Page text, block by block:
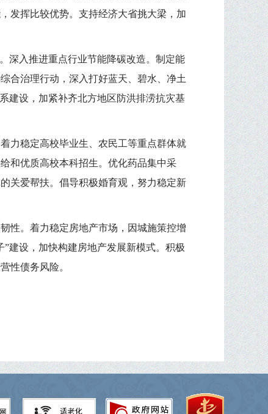
发挥比较优势。支持经济大省挑大梁，加
深入推进重点行业节能降碳改造。制定能
合治理行动，深入打好蓝天、碧水、净土
建设，加紧补齐北方地区防洪排涝抗灾基
力稳定高校毕业生、农民工等重点群体就
和优质高校本科招生。优化药品集中采
关爱帮扶。倡导积极婚育观，努力稳定新
性。着力稳定房地产市场，因城施策控增
建设，加快构建房地产发展新模式。积极
性债务风险。